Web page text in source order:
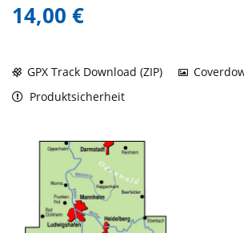
14,00 €
GPX Track Download (ZIP)
Produktsicherheit